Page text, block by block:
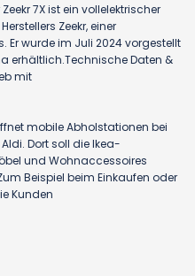
7X ist ein vollelektrischer
Zeekr, einer
Er wurde im Juli 2024 vorgestellt
erhältlich.Technische Daten &
mit
mobile Abholstationen bei
Dort soll die Ikea-
und Wohnaccessoires
Beispiel beim Einkaufen oder
Kunden